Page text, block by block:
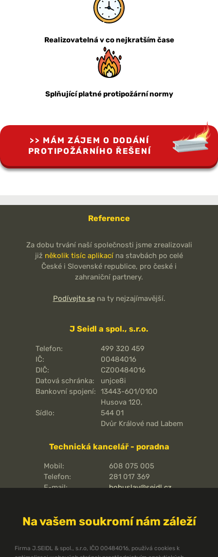
Realizovatelná v co nejkratším čase
Splňující platné protipožární normy
MÁM ZÁJEM O DODÁNÍ
PROTIPOŽÁRNÍHO ŘEŠENÍ
Reference
Za dobu trvání naší společnosti jsme zrealizovali
již několik tisíc aplikací na stavbách po celé
České i Slovenské republice, pro české i
zahraniční partnery.
Podívejte sena ty nejzajímavější.
J Seidl a spol., s.r.o.
Telefon:
499 320 459
IČ:
00484016
DIČ:
CZ00484016
Datová schránka:
unjce8i
Bankovní spojení:
13443-601/0100
Sídlo:
Husova 120,
544 01
Dvůr Králové nad Labem
Technická kancelář - poradna
Mobil:
608 075 005
Telefon:
281 017 369
E-mail:
bohuslav@seidl.cz
Praha 15 - Hostivař
O pořární ochraně
Na vašem soukromí nám záleží
Firma J.SEIDL & spol., s.r.o, IČO 00484016, používá cookies k